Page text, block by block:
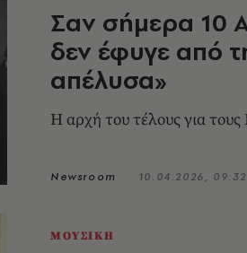
Σαν σήμερα 10
δεν έφυγε από
απέλυσα»
Η αρχή του τέλους για τους
Newsroom 10.04.2026, 09:32
ΜΟΥΣΙΚΗ